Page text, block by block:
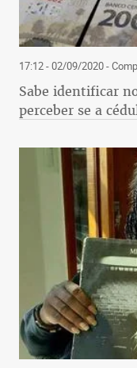
17:12 - 02/09/2020-
Sabe identificar
perceber se a